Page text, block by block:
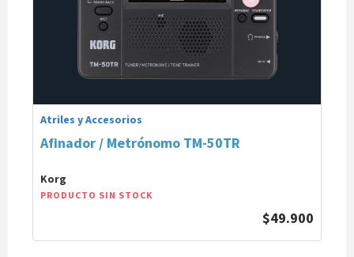
Atriles y Accesorios
Afinador / Metrónomo TM-50TR
Korg
PRODUCTO SIN STOCK
$49.900